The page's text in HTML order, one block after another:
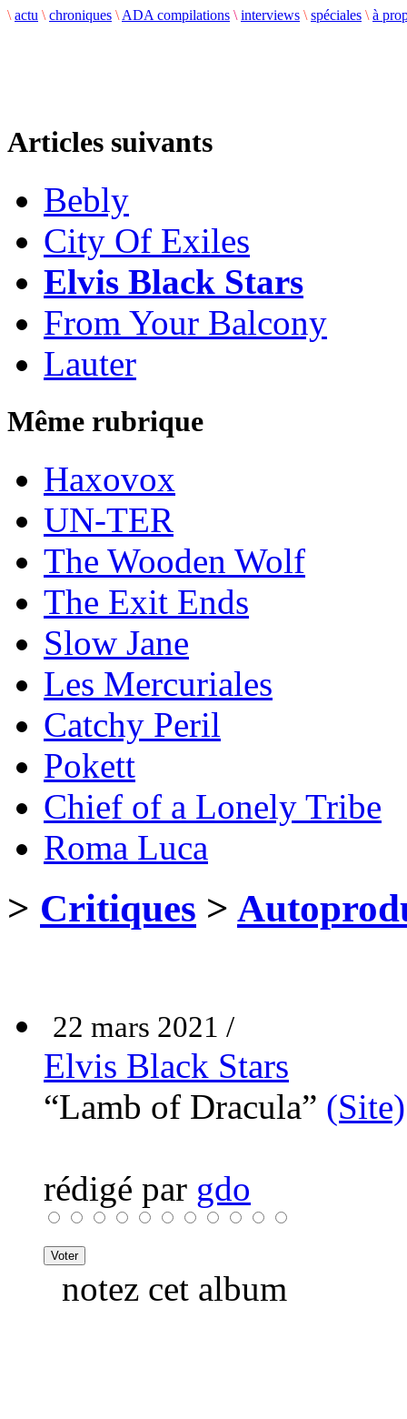
\ actu \ chroniques \ ADA compilations \ interviews \ spéciales \ à
Articles suivants
Bebly
City Of Exiles
Elvis Black Stars
From Your Balcony
Lauter
Même rubrique
Haxovox
UN-TER
The Wooden Wolf
The Exit Ends
Slow Jane
Les Mercuriales
Catchy Peril
Pokett
Chief of a Lonely Tribe
Roma Luca
> Critiques >
22 mars 2021 /
Elvis Black Stars
“Lamb of Dracula” (Site)
rédigé par gdo
notez cet album